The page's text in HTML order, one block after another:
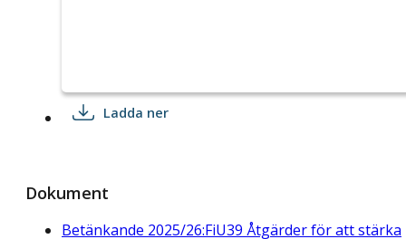
Ladda ner
Dokument
Betänkande 2025/26:FiU39 Åtgärder för att stärka